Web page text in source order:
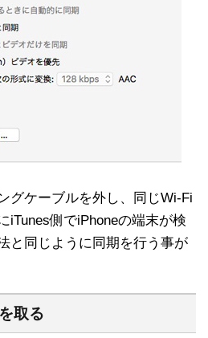
グケーブルを外し、同じWi-Fi
iTunes側でiPhoneの端末が検
と同じように同期を行う事が
取る